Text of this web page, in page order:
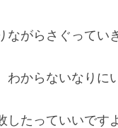
がらさぐってい
からないなりに
たっていいですよ